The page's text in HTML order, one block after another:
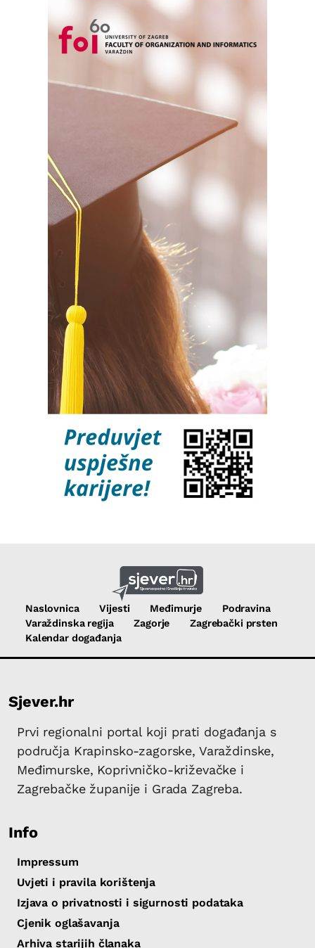
Naslovnica Vijesti Međimurje
Podravina
Varaždinska regija
Zagorje
Zagrebački prsten
Kalendar događanja
Sjever.hr
Prvi regionalni portal koji prati događanja s
područja Krapinsko-zagorske, Varaždinske,
Međimurske, Koprivničko-križevačke i
Zagrebačke županije i Grada Zagreba.
Info
Impressum
Uvjeti i pravila korištenja
Izjava o privatnosti i sigurnosti podataka
Cjenik oglašavanja
Arhiva starijih članaka